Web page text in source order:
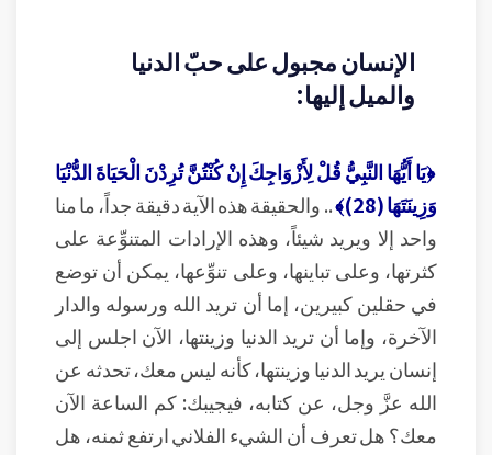
الإنسان مجبول على حبّ الدنيا
والميل إليها:
﴿يَا أَيُّهَا النَّبِيُّ قُلْ لِأَزْوَاجِكَ إِنْ كُنْتُنَّ تُرِدْنَ الْحَيَاةَ الدُّنْيَا
وَزِينَتَهَا (28)﴾
.. والحقيقة هذه الآية دقيقة جداً، ما منا
واحد إلا ويريد شيئاً، وهذه الإرادات المتنوِّعة على
كثرتها، وعلى تباينها، وعلى تنوِّعها، يمكن أن توضع
في حقلين كبيرين، إما أن تريد الله ورسوله والدار
الآخرة، وإما أن تريد الدنيا وزينتها، الآن اجلس إلى
إنسان يريد الدنيا وزينتها، كأنه ليس معك، تحدثه عن
الله عزَّ وجل، عن كتابه، فيجيبك: كم الساعة الآن
معك؟ هل تعرف أن الشيء الفلاني ارتفع ثمنه، هل